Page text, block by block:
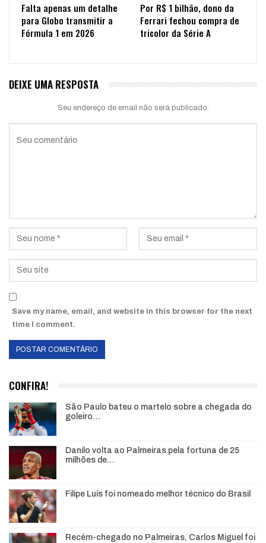
Falta apenas um detalhe
para Globo transmitir a
Fórmula 1 em 2026
Por R$ 1 bilhão, dono da
Ferrari fechou compra de
tricolor da Série A
DEIXE UMA RESPOSTA
Seu endereço de email não será publicado.
Save my name, email, and website in this browser for the next
time I comment.
CONFIRA!
São Paulo bateu o martelo sobre a chegada do
goleiro…
Danilo volta ao Palmeiras pela fortuna de 25
milhões de…
Filipe Luís foi nomeado melhor técnico do Brasil
Recém-chegado no Palmeiras, Carlos Miguel foi